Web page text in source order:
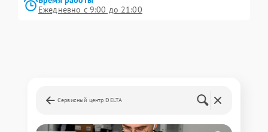
Ежедневно с 9:00 до 21:00
Сервисный центр DELTA